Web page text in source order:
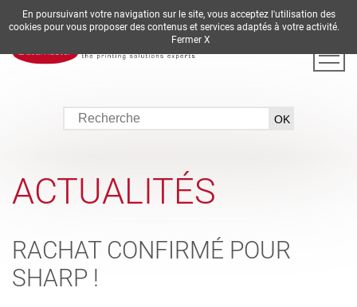
DE EN ES FR IT
ACTUALITÉS
RACHAT CONFIRMÉ POUR
SHARP !
En poursuivant votre navigation sur le site, vous acceptez l'utilisation des
cookies pour vous proposer des contenus et services adaptés à votre activité.
Fermer X